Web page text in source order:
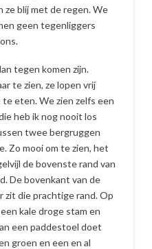
blij met de regen. We
geen tegenliggers
tegen komen zijn.
te zien, ze lopen vrij
eten. We zien zelfs een
heb ik nog nooit los
twee bergruggen
Zo mooi om te zien, het
de bovenste rand van
De bovenkant van de
zit die prachtige rand. Op
kale droge stam en
een paddestoel doet
groen en een en al